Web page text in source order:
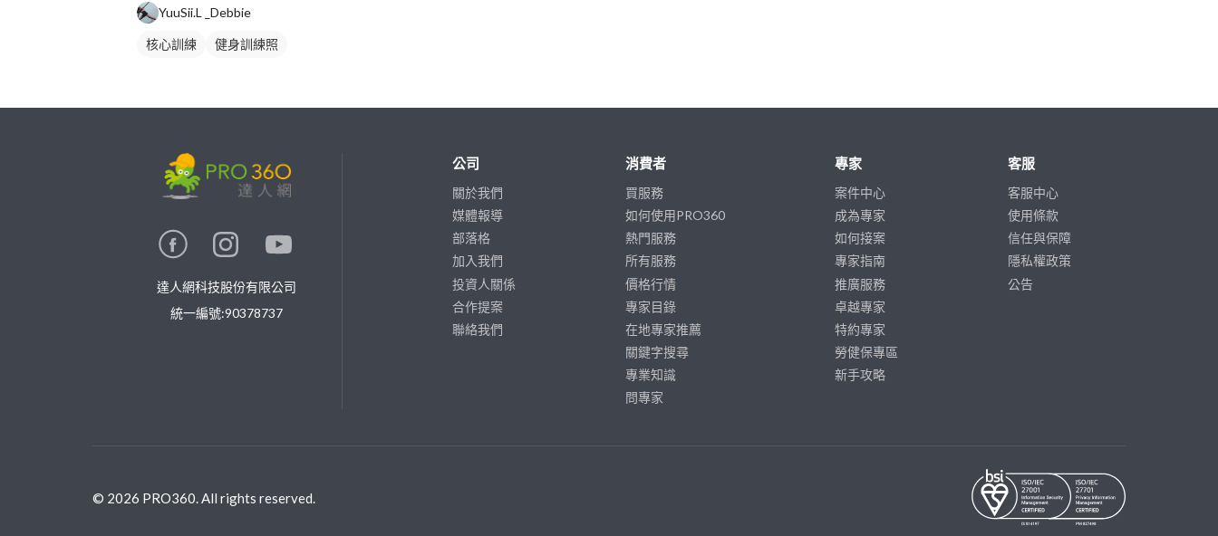
YuuSii.L _Debbie
核心訓練 健身訓練照
達人網科技股份有限公司
統一編號:90378737
公司
關於我們
媒體報導
部落格
加入我們
投資人關係
合作提案
聯絡我們
消費者
買服務
如何使用PRO360
熱門服務
所有服務
價格行情
專家目錄
在地專家推薦
關鍵字搜尋
專業知識
問專家
專家
案件中心
成為專家
如何接案
專家指南
推廣服務
卓越專家
特約專家
勞健保專區
新手攻略
客服
客服中心
使用條款
信任與保障
隱私權政策
公告
© 2026 PRO360. All rights reserved.